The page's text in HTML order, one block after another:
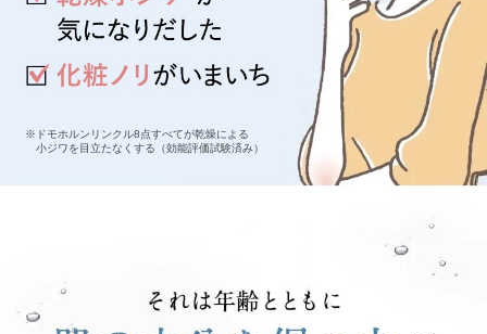
※ドモホルンリンクル8点すべてが乾燥による
小ジワを目立たなくする（効能評価試験済み）